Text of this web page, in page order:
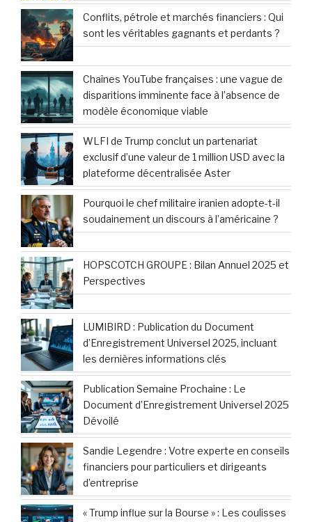
Conflits, pétrole et marchés financiers : Qui
sont les véritables gagnants et perdants ?
Chaînes YouTube françaises : une vague de
disparitions imminente face à l’absence de
modèle économique viable
WLFI de Trump conclut un partenariat
exclusif d’une valeur de 1 million USD avec la
plateforme décentralisée Aster
Pourquoi le chef militaire iranien adopte-t-il
soudainement un discours à l’américaine ?
HOPSCOTCH GROUPE : Bilan Annuel 2025 et
Perspectives
LUMIBIRD : Publication du Document
d’Enregistrement Universel 2025, incluant
les dernières informations clés
Publication Semaine Prochaine : Le
Document d’Enregistrement Universel 2025
Dévoilé
Sandie Legendre : Votre experte en conseils
financiers pour particuliers et dirigeants
d’entreprise
« Trump influe sur la Bourse » : Les coulisses